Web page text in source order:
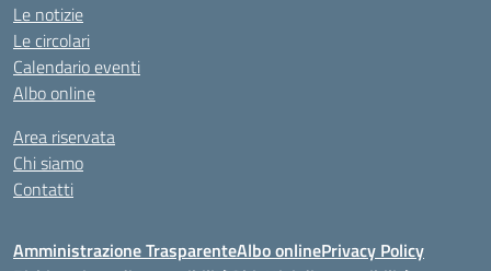
Le notizie
Le circolari
Calendario eventi
Albo online
Area riservata
Chi siamo
Contatti
Amministrazione TrasparenteAlbo onlinePrivacy Policy